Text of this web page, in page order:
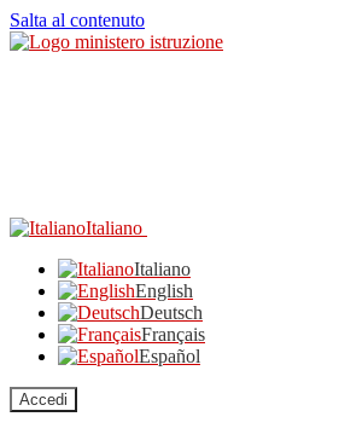
Salta al contenuto
Italiano
Italiano
English
Deutsch
Français
Español
Accedi